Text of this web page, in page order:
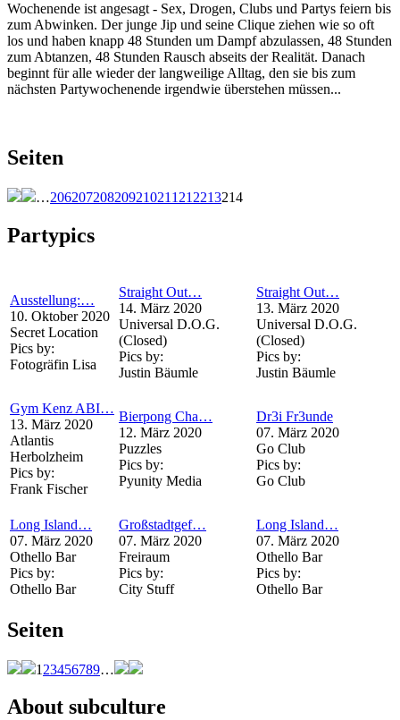
Wochenende ist angesagt - Sex, Drogen, Clubs und Partys feiern bis
zum Abwinken. Der junge Jip und seine Clique ziehen wie so oft
los und haben knapp 48 Stunden um Dampf abzulassen, 48 Stunden
zum Abtanzen, 48 Stunden Rausch abseits der Realität. Danach
beginnt für alle wieder der langweilige Alltag, den sie bis zum
nächsten Partywochenende irgendwie überstehen müssen...
Seiten
…206207208209210211 212213214
Partypics
Ausstellung:…
10. Oktober 2020
Secret Location
Pics by:
Fotogräfin Lisa
Straight Out…
14. März 2020
Universal D.O.G.
(Closed)
Pics by:
Justin Bäumle
Straight Out…
13. März 2020
Universal D.O.G.
(Closed)
Pics by:
Justin Bäumle
Gym Kenz ABI…
13. März 2020
Atlantis
Herbolzheim
Pics by:
Frank Fischer
Bierpong Cha…
12. März 2020
Puzzles
Pics by:
Pyunity Media
Dr3i Fr3unde
07. März 2020
Go Club
Pics by:
Go Club
Long Island…
07. März 2020
Othello Bar
Pics by:
Othello Bar
Großstadtgef…
07. März 2020
Freiraum
Pics by:
City Stuff
Long Island…
07. März 2020
Othello Bar
Pics by:
Othello Bar
Seiten
1 23456789…
About subculture